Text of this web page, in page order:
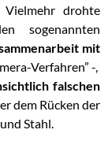
drohte
sogenannten
mit
Verfahren” -,
falschen
dem Rücken der
Stahl.